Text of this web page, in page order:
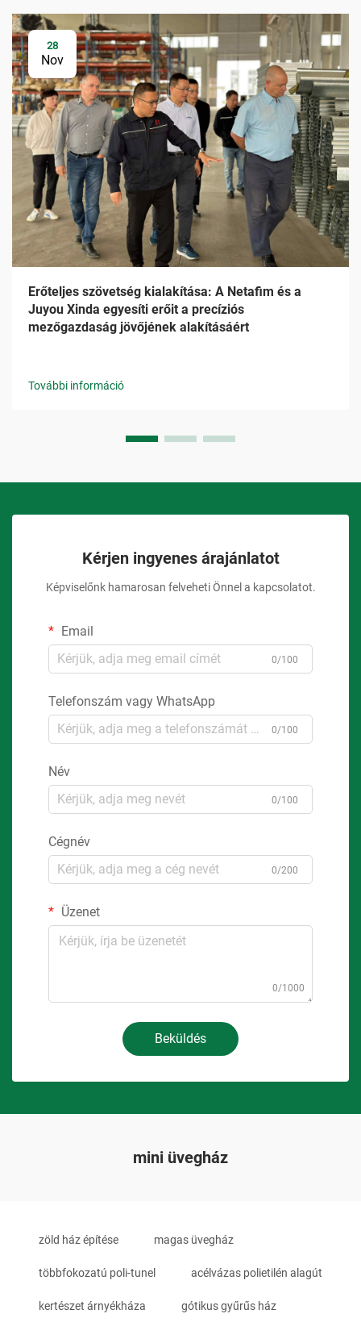
28
Nov
Erőteljes szövetség kialakítása: A Netafim és a
Juyou Xinda egyesíti erőit a precíziós
mezőgazdaság jövőjének alakításáért
További információ
Kérjen ingyenes árajánlatot
Képviselőnk hamarosan felveheti Önnel a kapcsolatot.
Email
0/100
Telefonszám vagy WhatsApp
0/100
Név
0/100
Cégnév
0/200
Üzenet
0/1000
Beküldés
mini üvegház
zöld ház építése magas üvegház
többfokozatú poli-tunel acélvázas polietilén alagút
kertészet árnyékháza gótikus gyűrűs ház